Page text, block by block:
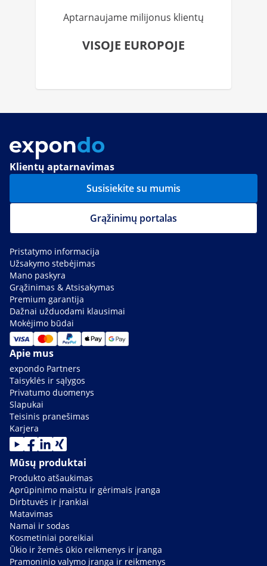
Aptarnaujame milijonus klientų
VISOJE EUROPOJE
Klientų aptarnavimas
Susisiekite su mumis
Grąžinimų portalas
Pristatymo informacija
Užsakymo stebėjimas
Mano paskyra
Grąžinimas & Atsisakymas
Premium garantija
Dažnai užduodami klausimai
Mokėjimo būdai
Apie mus
expondo Partners
Taisyklės ir sąlygos
Privatumo duomenys
Slapukai
Teisinis pranešimas
Karjera
Mūsų produktai
Produkto atšaukimas
Aprūpinimo maistu ir gėrimais įranga
Dirbtuvės ir įrankiai
Matavimas
Namai ir sodas
Kosmetiniai poreikiai
Ūkio ir žemės ūkio reikmenys ir įranga
Pramoninio valymo įranga ir reikmenys